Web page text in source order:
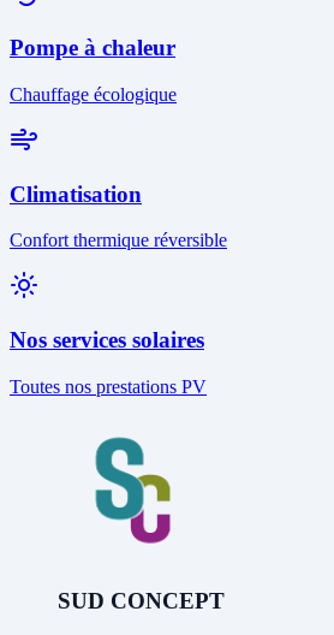
Pompe à chaleur
Chauffage écologique
Climatisation
Confort thermique réversible
Nos services solaires
Toutes nos prestations PV
SUD CONCEPT